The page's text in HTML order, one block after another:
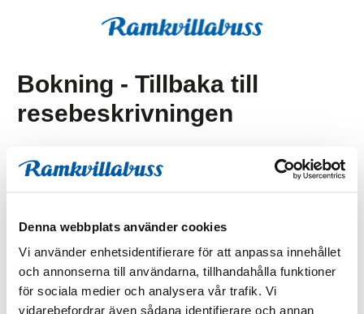
Denna webbplats använder cookies
Vi använder enhetsidentifierare för att anpassa innehållet
och annonserna till användarna, tillhandahålla funktioner
för sociala medier och analysera vår trafik. Vi
vidarebefordrar även sådana identifierare och annan
Bokning - Tillbaka till
resebeskrivningen
Tillbaka till resebeskrivningen
2. Personupplysningar
3. Betalning